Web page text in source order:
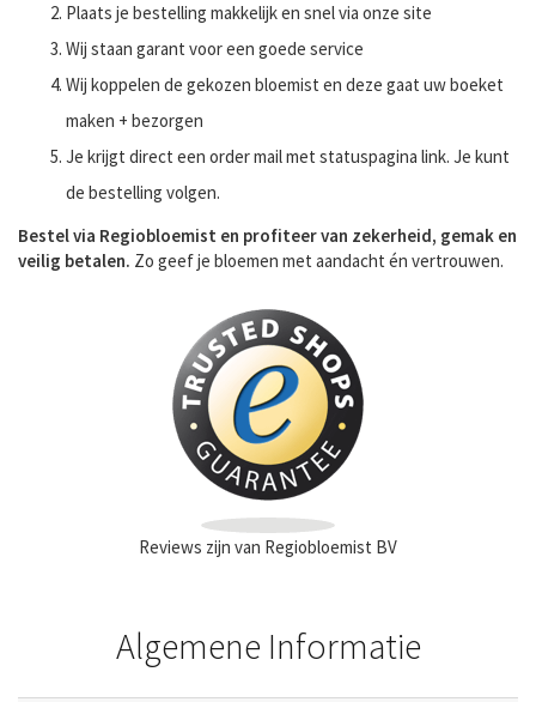
Plaats je bestelling makkelijk en snel via onze site
Wij staan garant voor een goede service
Wij koppelen de gekozen bloemist en deze gaat uw boeket
maken + bezorgen
Je krijgt direct een order mail met statuspagina link. Je kunt
de bestelling volgen.
Bestel via Regiobloemist en profiteer van zekerheid, gemak en
veilig betalen. Zo geef je bloemen met aandacht én vertrouwen.
Reviews zijn van Regiobloemist BV
Algemene Informatie